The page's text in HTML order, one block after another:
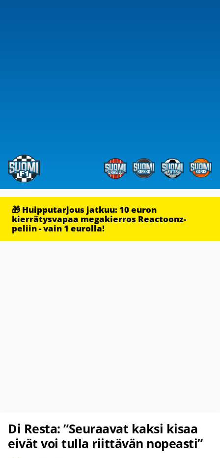
🎁 Huipputarjous jatkuu: 10 euron
kierrätysvapaa megakierros Reactoonz-
peliin - vain 1 eurolla!
Di Resta: ”Seuraavat kaksi kisaa
eivät voi tulla riittävän nopeasti”